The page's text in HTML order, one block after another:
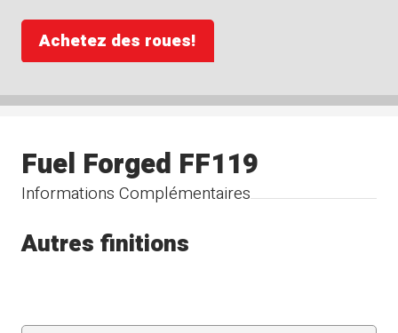
Achetez des roues!
Informations Complémentaires
Fuel Forged FF119
Autres finitions